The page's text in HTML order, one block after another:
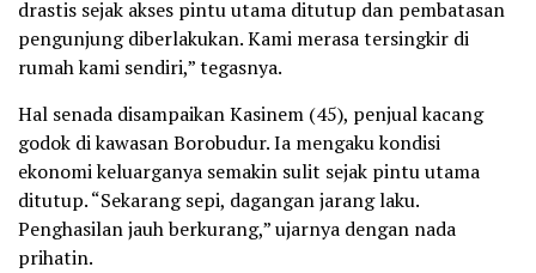
drastis sejak akses pintu utama ditutup dan pembatasan
pengunjung diberlakukan. Kami merasa tersingkir di
rumah kami sendiri,” tegasnya.
Hal senada disampaikan Kasinem (45), penjual kacang
godok di kawasan Borobudur. Ia mengaku kondisi
ekonomi keluarganya semakin sulit sejak pintu utama
ditutup. “Sekarang sepi, dagangan jarang laku.
Penghasilan jauh berkurang,” ujarnya dengan nada
prihatin.